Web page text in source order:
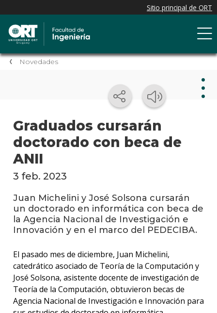
Novedades
Graduados cursarán
doctorado con beca de
ANII
La
en
3 feb. 2023
Juan Michelini y José Solsona cursarán
un doctorado en informática con beca de
la Agencia Nacional de Investigación e
Innovación y en el marco del PEDECIBA.
El pasado mes de diciembre, Juan Michelini,
catedrático asociado de Teoría de la Computación y
José Solsona, asistente docente de investigación de
Teoría de la Computación, obtuvieron becas de
Agencia Nacional de Investigación e Innovación para